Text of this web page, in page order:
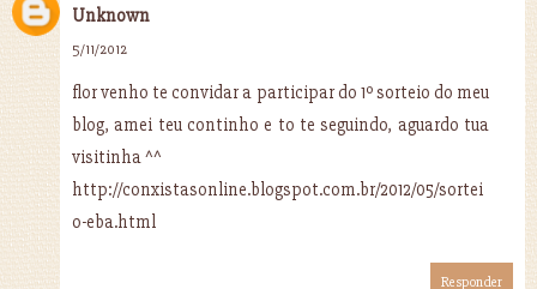
Unknown
5/11/2012
flor venho te convidar a participar do 1º sorteio do meu
blog, amei teu continho e to te seguindo, aguardo tua
visitinha ^^
http://conxistasonline.blogspot.com.br/2012/05/sortei
o-eba.html
Responder